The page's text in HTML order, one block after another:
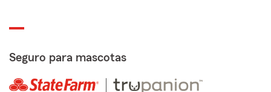
Seguro para mascotas